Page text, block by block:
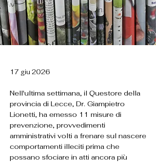
17 giu 2026
Nell'ultima settimana, il Questore della
provincia di Lecce, Dr. Giampietro
Lionetti, ha emesso 11 misure di
prevenzione, provvedimenti
amministrativi volti a frenare sul nascere
comportamenti illeciti prima che
possano sfociare in atti ancora più